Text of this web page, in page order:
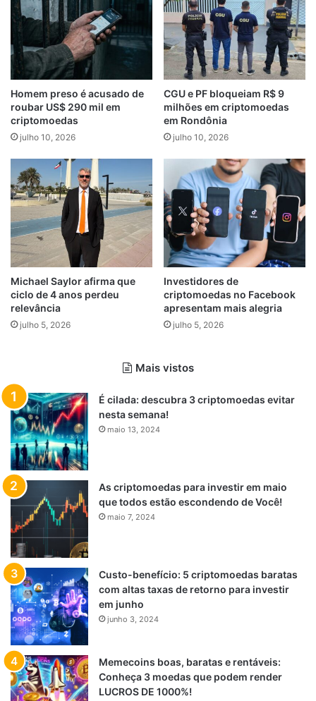
Homem preso é acusado de
roubar US$ 290 mil em
criptomoedas
julho 10, 2026
CGU e PF bloqueiam R$ 9
milhões em criptomoedas
em Rondônia
julho 10, 2026
Michael Saylor afirma que
ciclo de 4 anos perdeu
relevância
julho 5, 2026
Investidores de
criptomoedas no Facebook
apresentam mais alegria
julho 5, 2026
Mais vistos
É cilada: descubra 3 criptomoedas evitar
nesta semana!
maio 13, 2024
As criptomoedas para investir em maio
que todos estão escondendo de Você!
maio 7, 2024
Custo-benefício: 5 criptomoedas baratas
com altas taxas de retorno para investir
em junho
junho 3, 2024
Memecoins boas, baratas e rentáveis:
Conheça 3 moedas que podem render
LUCROS DE 1000%!